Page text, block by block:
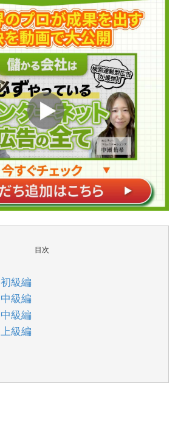
目次
級編
級編
級編
級編